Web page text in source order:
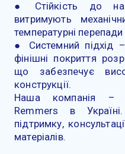
● Стійкість до
витримують
температурні
● Системний підхід
фінішні покриття
що забезпечує
конструкції.
Наша компанія –
Remmers в
підтримку,
матеріалів.